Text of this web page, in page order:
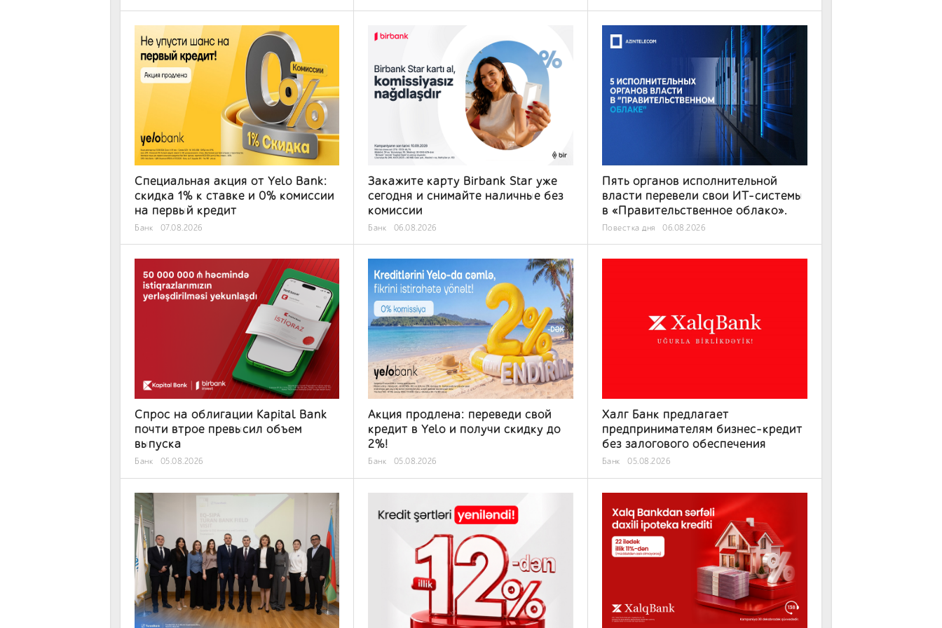
Специальная акция от Yelo Bank:
скидка 1% к ставке и 0% комиссии
на первый кредит
Банк 07.08.2026
Закажите карту Birbank Star уже
сегодня и снимайте наличные без
комиссии
Банк 06.08.2026
Пять органов исполнительной
власти перевели свои ИТ-системы
в «Правительственное облако».
Повестка дня 06.08.2026
Спрос на облигации Kapital Bank
почти втрое превысил объем
выпуска
Банк 05.08.2026
Акция продлена: переведи свой
кредит в Yelo и получи скидку до
2%!
Банк 05.08.2026
Халг Банк предлагает
предпринимателям бизнес-кредит
без залогового обеспечения
Банк 05.08.2026